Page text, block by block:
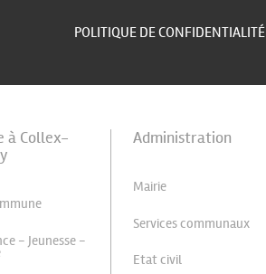
POLITIQUE DE CONFIDENTIALITÉ
à Collex-
- Jeunesse -
Administration
Mairie
Services communaux
Etat civil